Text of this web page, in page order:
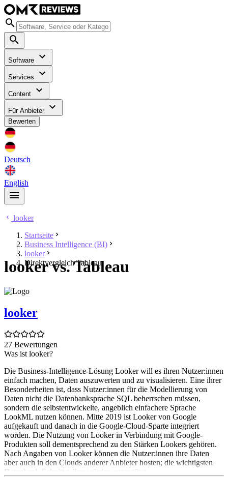
Software
Services
Content
Für Anbieter
Bewerten
Deutsch
English
looker
Startseite
Business Intelligence (BI)
looker
Direktvergleich Tableau
looker vs. Tableau
looker
27 Bewertungen
Was ist looker?
Die Business-Intelligence-Lösung Looker will es ihren Nutzer:innen
einfach machen, Daten auszuwerten und zu visualisieren. Eine ihrer
Besonderheiten ist, dass Nutzer:innen für die Modellierung von
Daten nicht die Datenbanksprache SQL beherrschen müssen,
sondern die selbstentwickelte, angeblich einfachere Sprache
LookML nutzen können. Mitte 2019 ist Looker von Google
aufgekauft und danach in die Google-Cloud-Sparte integriert
worden. Die Nutzung von Looker in Verbindung mit Google-
Produkten soll dementsprechend zu den Stärken Lookers gehören.
Nach Angaben von Looker können die Nutzer:innen ihre Daten
aber auch in den Clouds anderer Anbieter hosten; die wichtigsten
Datenbank-Schnittstellen würden unterstützt.